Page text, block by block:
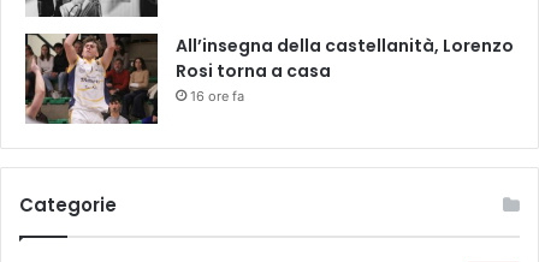
All’insegna della castellanità, Lorenzo
Rosi torna a casa
16 ore fa
Categorie